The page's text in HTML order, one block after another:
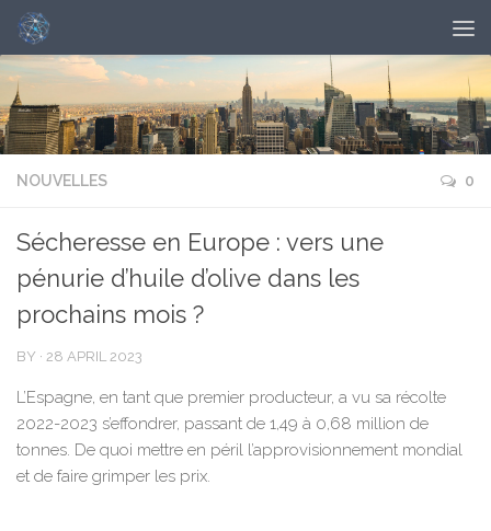
NOUVELLES 0
Sécheresse en Europe : vers une
pénurie d’huile d’olive dans les
prochains mois ?
BY · 28 APRIL 2023
L’Espagne, en tant que premier producteur, a vu sa récolte
2022-2023 s’effondrer, passant de 1,49 à 0,68 million de
tonnes. De quoi mettre en péril l’approvisionnement mondial
et de faire grimper les prix.